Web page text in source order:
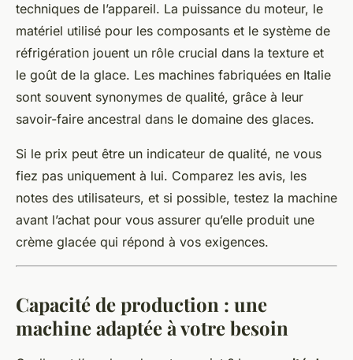
techniques de l’appareil. La puissance du moteur, le
matériel utilisé pour les composants et le système de
réfrigération jouent un rôle crucial dans la texture et
le goût de la glace. Les machines fabriquées en Italie
sont souvent synonymes de qualité, grâce à leur
savoir-faire ancestral dans le domaine des glaces.
Si le prix peut être un indicateur de qualité, ne vous
fiez pas uniquement à lui. Comparez les avis, les
notes des utilisateurs, et si possible, testez la machine
avant l’achat pour vous assurer qu’elle produit une
crème glacée qui répond à vos exigences.
Capacité de production : une
machine adaptée à votre besoin